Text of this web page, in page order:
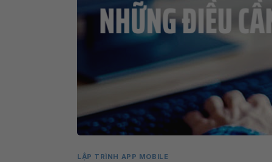
LẬP TRÌNH APP MOBILE